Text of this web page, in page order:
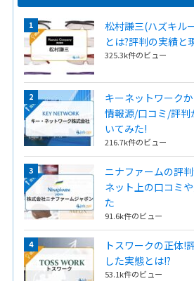
松村謙三(ハズキル
とは?評判の実績と
325.3k件のビュー
キーネットワーク
情報源/口コミ/評判
いてみた!
216.7k件のビュー
ニナファームの評
ネット上の口コミ
た
91.6k件のビュー
トスワークの正体!
した実態とは!?
53.1k件のビュー